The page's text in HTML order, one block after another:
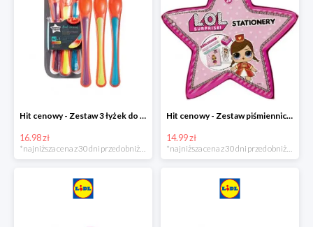
Hit cenowy - Zestaw 3 łyżek do karmienia wskazujących stopień ciepła
16.98 zł
*najniższa cena z 30 dni przed obniżką
Hit cenowy - Zestaw piśmienniczy dla dzieci
14.99 zł
*najniższa cena z 30 dni przed obniżką